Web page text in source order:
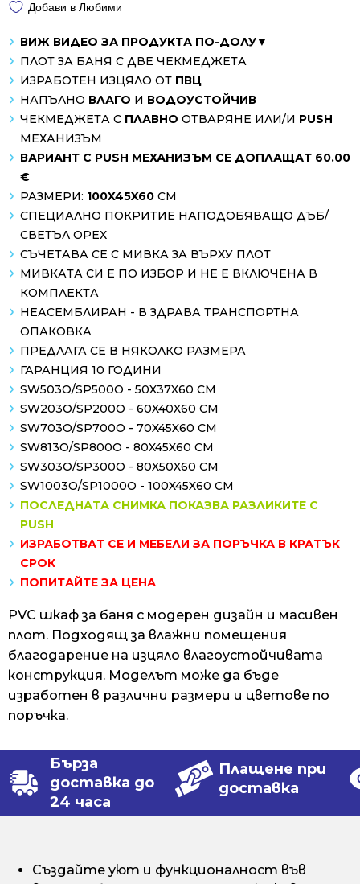
Добави в Любими
ВИЖ ВИДЕО ЗА ПРОДУКТА ПО-ДОЛУ▼
ПЛОТ ЗА БАНЯ С ДВЕ ЧЕКМЕДЖЕТА
ИЗРАБОТЕН ИЗЦЯЛО ОТ ПВЦ
НАПЪЛНО ВЛАГО И ВОДОУСТОЙЧИВ
ЧЕКМЕДЖЕТА С ПЛАВНО ОТВАРЯНЕ ИЛИ/И PUSH
МЕХАНИЗЪМ
ВАРИАНТ С PUSH МЕХАНИЗЪМ СЕ ДОПЛАЩАТ 60.00
€
РАЗМЕРИ: 100X45X60 СМ
СПЕЦИАЛНО ПОКРИТИЕ НАПОДОБЯВАЩО ДЪБ/
СВЕТЪЛ ОРЕХ
СЪЧЕТАВА СЕ С МИВКА ЗА ВЪРХУ ПЛОТ
МИВКАТА СИ Е ПО ИЗБОР И НЕ Е ВКЛЮЧЕНА В
КОМПЛЕКТА
НЕАСЕМБЛИРАН - В ЗДРАВА ТРАНСПОРТНА
ОПАКОВКА
ПРЕДЛАГА СЕ В НЯКОЛКО РАЗМЕРА
ГАРАНЦИЯ 10 ГОДИНИ
SW503О/SP500О - 50X37X60 СМ
SW203О/SP200О - 60X40X60 СМ
SW703О/SP700О - 70X45X60 СМ
SW813О/SP800О - 80X45X60 СМ
SW303О/SP300О - 80X50X60 СМ
SW1003О/SP1000О - 100X45X60 СМ
ПОСЛЕДНАТА СНИМКА ПОКАЗВА РАЗЛИКИТЕ С
PUSH
ИЗРАБОТВАТ СЕ И МЕБЕЛИ ЗА ПОРЪЧКА В КРАТЪК
СРОК
ПОПИТАЙТЕ ЗА ЦЕНА
PVC шкаф за баня с модерен дизайн и масивен
плот. Подходящ за влажни помещения
благодарение на изцяло влагоустойчивата
конструкция. Моделът може да бъде
изработен в различни размери и цветове по
поръчка.
Бърза
доставка до
24 часа
Плащене при
доставка
Създайте уют и функционалност във